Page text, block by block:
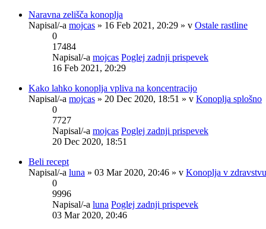
Naravna zelišča konoplja
Napisal/-a mojcas » 16 Feb 2021, 20:29 » v Ostale rastline
0
17484
Napisal/-a mojcas Poglej zadnji prispevek
16 Feb 2021, 20:29
Kako lahko konoplja vpliva na koncentracijo
Napisal/-a mojcas » 20 Dec 2020, 18:51 » v Konoplja splošno
0
7727
Napisal/-a mojcas Poglej zadnji prispevek
20 Dec 2020, 18:51
Beli recept
Napisal/-a luna » 03 Mar 2020, 20:46 » v Konoplja v zdravstvu
0
9996
Napisal/-a luna Poglej zadnji prispevek
03 Mar 2020, 20:46